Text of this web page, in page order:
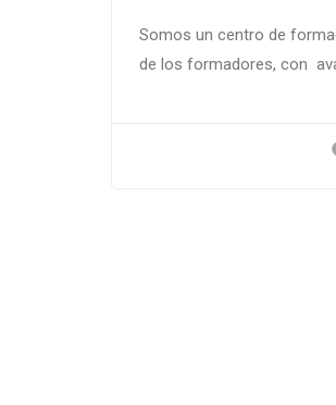
Somos un centro de
de los formadores, con